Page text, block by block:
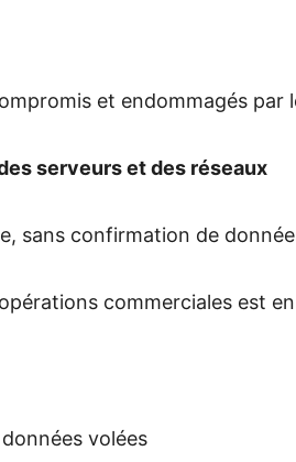
et endommagés par
serveurs et des réseaux
sans confirmation de
commerciales est
volées